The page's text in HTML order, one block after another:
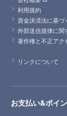
利用規約
資金決済法に基づ
外部送信規律に関
著作権と不正アク
リンクについて
お支払い&ポイ